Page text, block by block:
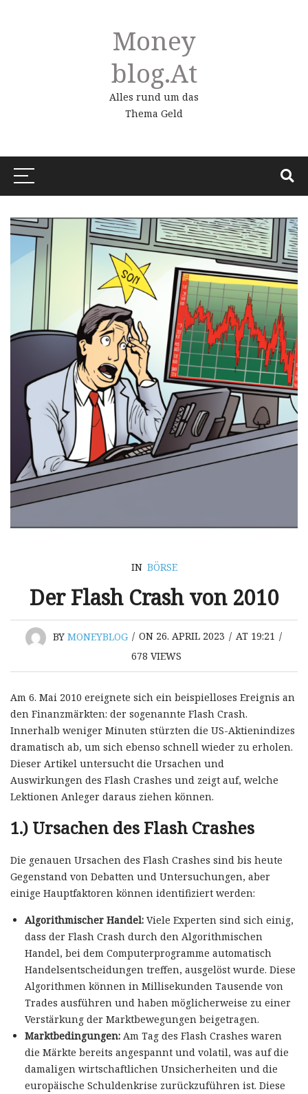
Money
Blog.at
Alles rund um das
Thema Geld
IN BÖRSE
Der Flash Crash von 2010
BY MONEYBLOG / ON 26. APRIL 2023 / AT 19:21 /
678 VIEWS
Am 6. Mai 2010 ereignete sich ein beispielloses Ereignis an
den Finanzmärkten: der sogenannte Flash Crash.
Innerhalb weniger Minuten stürzten die US-Aktienindizes
dramatisch ab, um sich ebenso schnell wieder zu erholen.
Dieser Artikel untersucht die Ursachen und
Auswirkungen des Flash Crashes und zeigt auf, welche
Lektionen Anleger daraus ziehen können.
1.) Ursachen des Flash Crashes
Die genauen Ursachen des Flash Crashes sind bis heute
Gegenstand von Debatten und Untersuchungen, aber
einige Hauptfaktoren können identifiziert werden:
Algorithmischer Handel: Viele Experten sind sich einig,
dass der Flash Crash durch den Algorithmischen
Handel, bei dem Computerprogramme automatisch
Handelsentscheidungen treffen, ausgelöst wurde. Diese
Algorithmen können in Millisekunden Tausende von
Trades ausführen und haben möglicherweise zu einer
Verstärkung der Marktbewegungen beigetragen.
Marktbedingungen: Am Tag des Flash Crashes waren
die Märkte bereits angespannt und volatil, was auf die
damaligen wirtschaftlichen Unsicherheiten und die
europäische Schuldenkrise zurückzuführen ist. Diese